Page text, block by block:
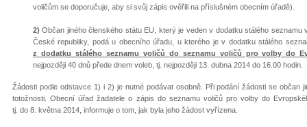
voličům se doporučuje, aby si svůj zápis ověřili na příslušném obecním úřadě).
2)Občan jiného členského státu EU, který je veden v dodatku stálého
České republiky, podá u obecního úřadu, u kterého je v dodatku stálého
z dodatku stálého seznamu voličů do seznamu voličů pro volby do
nejpozději 40 dnů přede dnem voleb, tj. nejpozději 13. dubna 2014 do 16.00 hodin.
Žádosti podle odstavce 1) i 2) je nutné podávat osobně. Při podání žádosti se občan
totožnosti. Obecní úřad žadatele o zápis do seznamu voličů pro volby do
tj. do 8. května 2014, informuje o tom, jak byla jeho žádost vyřízena.